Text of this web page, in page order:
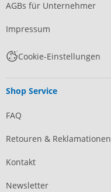
AGBs für Unternehmer
Impressum
Cookie-Einstellungen
Shop Service
FAQ
Retouren & Reklamationen
Kontakt
Newsletter